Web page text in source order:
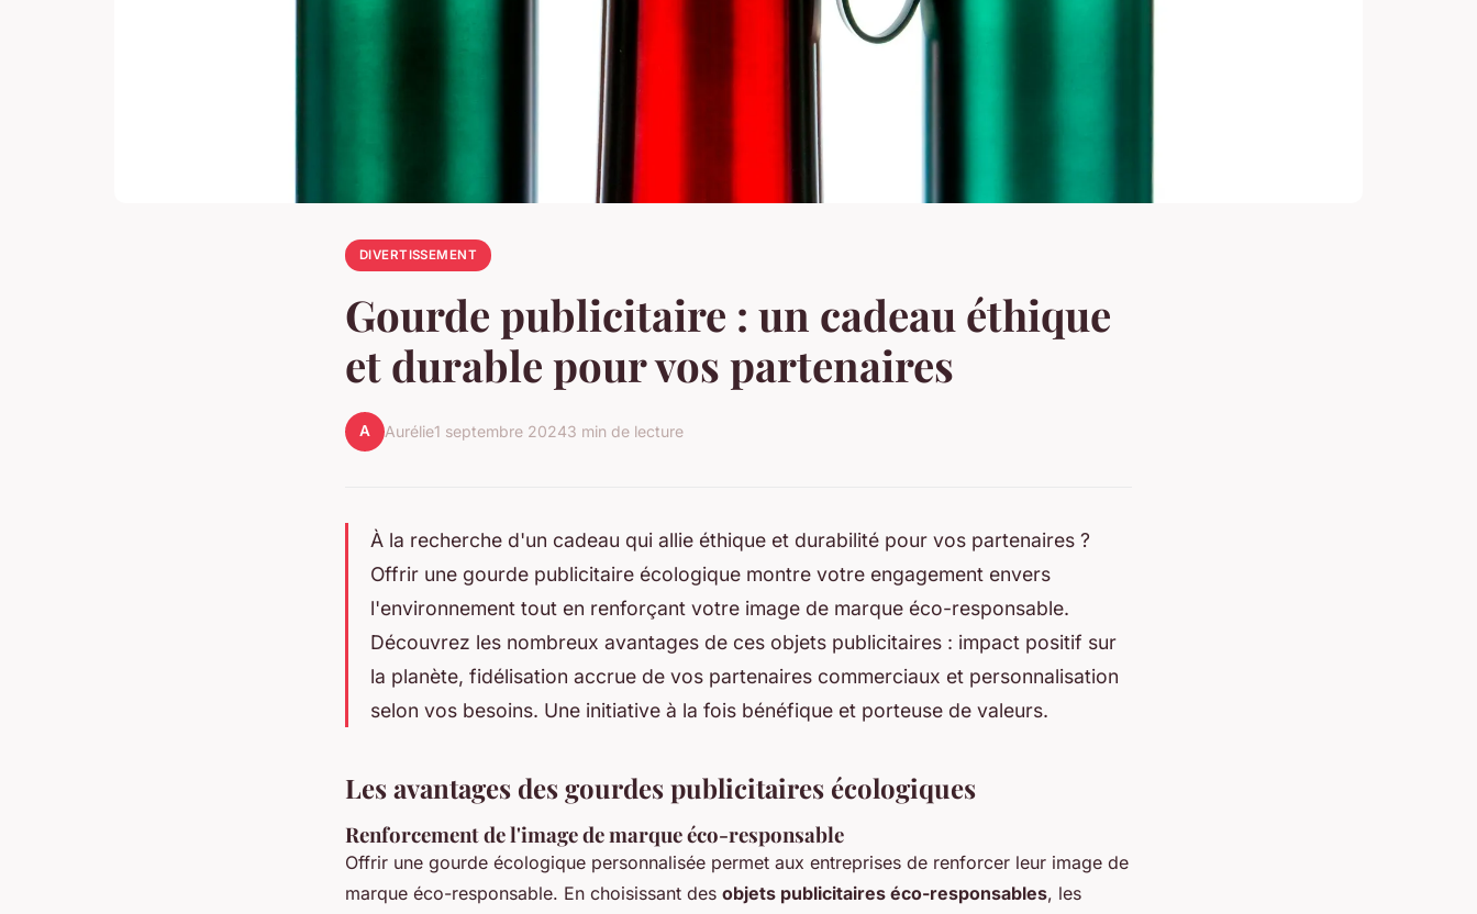
DIVERTISSEMENT
Gourde publicitaire : un cadeau éthique
et durable pour vos partenaires
A Aurélie1 septembre 20243 min de lecture
À la recherche d'un cadeau qui allie éthique et durabilité pour vos partenaires ?
Offrir une gourde publicitaire écologique montre votre engagement envers
l'environnement tout en renforçant votre image de marque éco-responsable.
Découvrez les nombreux avantages de ces objets publicitaires : impact positif sur
la planète, fidélisation accrue de vos partenaires commerciaux et personnalisation
selon vos besoins. Une initiative à la fois bénéfique et porteuse de valeurs.
Les avantages des gourdes publicitaires écologiques
Renforcement de l'image de marque éco-responsable
Offrir une gourde écologique personnalisée permet aux entreprises de renforcer leur image de
marque éco-responsable. En choisissant des objets publicitaires éco-responsables, les